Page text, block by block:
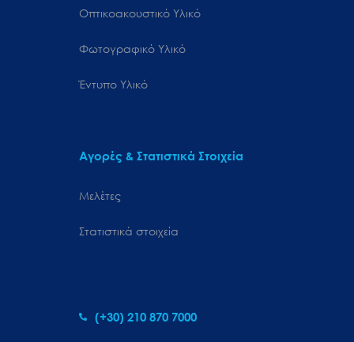
Οπτικοακουστικό Υλικό
Φωτογραφικό Υλικό
Έντυπο Υλικό
Αγορές & Στατιστικά Στοιχεία
Μελέτες
Στατιστικά στοιχεία
(+30) 210 870 7000